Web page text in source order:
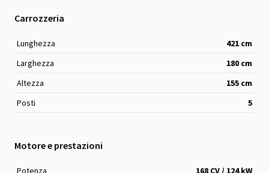
Carrozzeria
Lunghezza 421 cm
Larghezza
180 cm
Altezza
155 cm
Posti
5
Motore e prestazioni
Potenza
168 CV / 124 kW